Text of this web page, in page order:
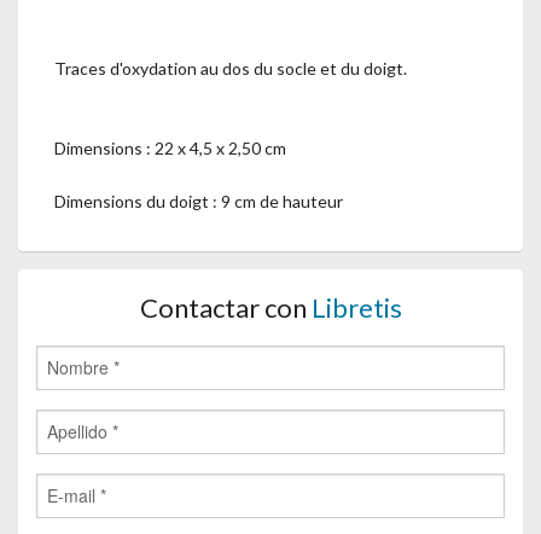
Traces d'oxydation au dos du socle et du doigt.
Dimensions : 22 x 4,5 x 2,50 cm
Dimensions du doigt : 9 cm de hauteur
Contactar con Libretis